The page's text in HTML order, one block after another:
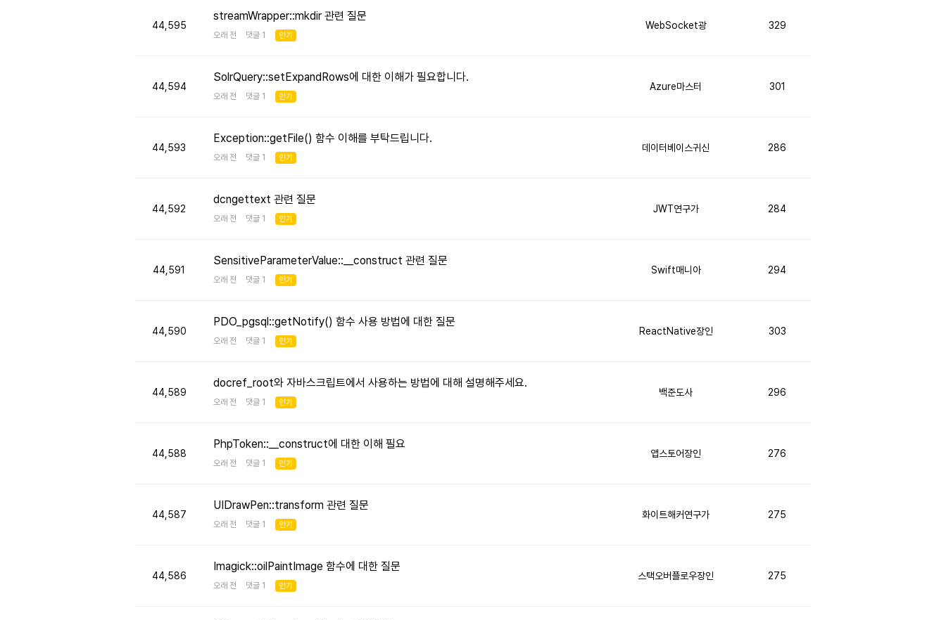
44,595
streamWrapper::mkdir 관련 질문
오래 전 댓글 1 인기
WebSocket광 329
44,594
SolrQuery::setExpandRows에 대한 이해가 필요합니다.
오래 전 댓글 1 인기
Azure마스터 301
44,593
Exception::getFile() 함수 이해를 부탁드립니다.
오래 전 댓글 1 인기
데이터베이스귀신 286
44,592
dcngettext 관련 질문
오래 전 댓글 1 인기
JWT연구가 284
44,591
SensitiveParameterValue::__construct 관련 질문
오래 전 댓글 1 인기
Swift매니아 294
44,590
PDO_pgsql::getNotify() 함수 사용 방법에 대한 질문
오래 전 댓글 1 인기
ReactNative장인 303
44,589
docref_root와 자바스크립트에서 사용하는 방법에 대해 설명해주세요.
오래 전 댓글 1 인기
백준도사 296
44,588
PhpToken::__construct에 대한 이해 필요
오래 전 댓글 1 인기
앱스토어장인 276
44,587
UIDrawPen::transform 관련 질문
오래 전 댓글 1 인기
화이트해커연구가 275
44,586
Imagick::oilPaintImage 함수에 대한 질문
오래 전 댓글 1 인기
스택오버플로우장인 275